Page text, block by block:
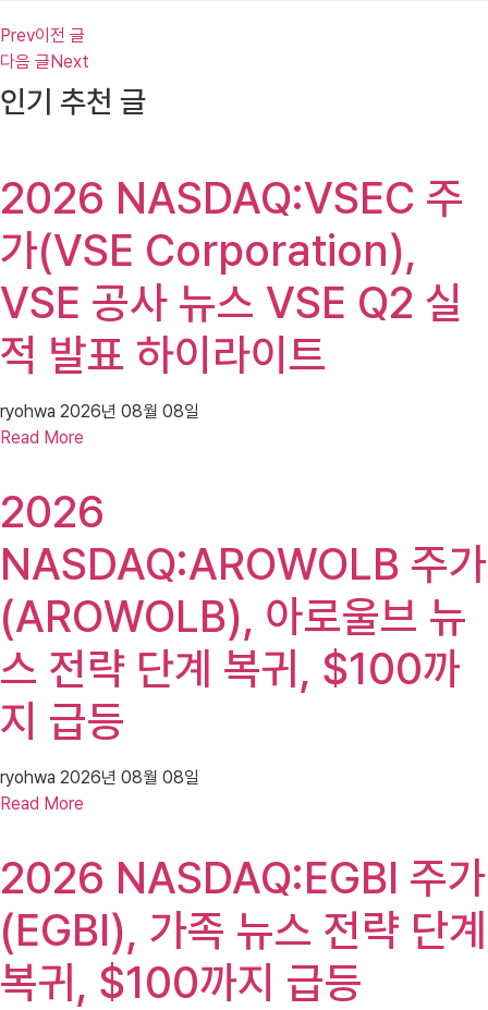
Prev이전 글
다음 글Next
인기 추천 글
2026 NASDAQ:VSEC 주
가(VSE Corporation),
VSE 공사 뉴스 VSE Q2 실
적 발표 하이라이트
ryohwa 2026년 08월 08일
Read More
2026
NASDAQ:AROWOLB 주가
(AROWOLB), 아로울브 뉴
스 전략 단계 복귀, $100까
지 급등
ryohwa 2026년 08월 08일
Read More
2026 NASDAQ:EGBI 주가
(EGBI), 가족 뉴스 전략 단계
복귀, $100까지 급등